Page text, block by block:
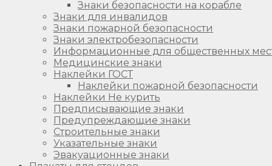
Знаки безопасности на корабле
Знаки для инвалидов
Знаки пожарной безопасности
Знаки электробезопасности
Информационные для общественных
Медицинские знаки
Наклейки ГОСТ
Наклейки пожарной безопасности
Наклейки Не курить
Предписывающие знаки
Предупреждающие знаки
Строительные знаки
Указательные знаки
Эвакуационные знаки